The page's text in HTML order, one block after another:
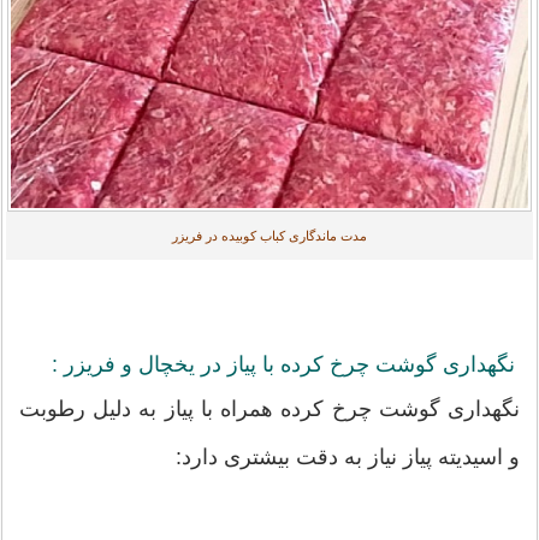
مدت ماندگاری کباب کوبیده در فریزر
نگهداری گوشت چرخ کرده با پیاز در یخچال و فریزر :
نگهداری گوشت چرخ کرده همراه با پیاز به دلیل رطوبت
و اسیدیته پیاز نیاز به دقت بیشتری دارد: